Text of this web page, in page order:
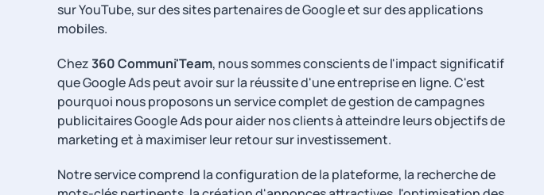
sur YouTube, sur des sites partenaires de Google et sur des applications
mobiles.
Chez360 Communi'Team, nous sommes conscients de l'impact significatif
que Google Ads peut avoir sur la réussite d'une entreprise en ligne. C'est
pourquoi nous proposons un service complet de gestion de campagnes
publicitaires Google Ads pour aider nos clients à atteindre leurs objectifs de
marketing et à maximiser leur retour sur investissement.
Notre service comprend la configuration de la plateforme, la recherche de